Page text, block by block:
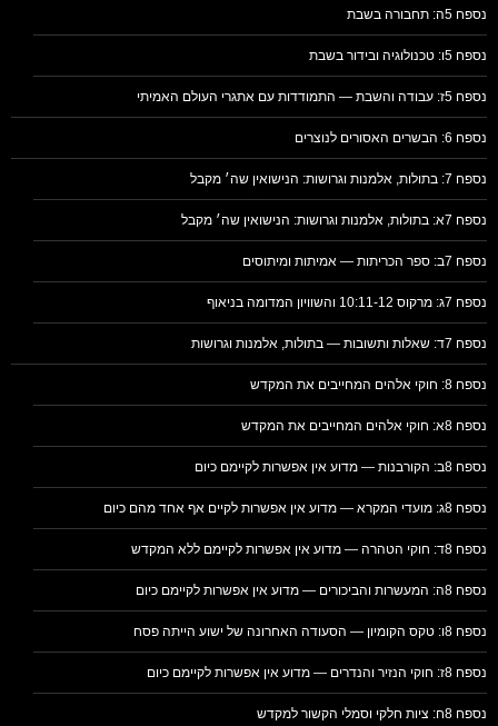
נספח 5ה: תחבורה בשבת
נספח 5ו: טכנולוגיה ובידור בשבת
נספח 5ז: עבודה והשבת — התמודדות עם אתגרי העולם האמיתי
נספח 6: הבשרים האסורים לנוצרים
נספח 7: בתולות, אלמנות וגרושות: הנישואין שה׳ מקבל
נספח 7א: בתולות, אלמנות וגרושות: הנישואין שה׳ מקבל
נספח 7ב: ספר הכריתות — אמיתות ומיתוסים
נספח 7ג: מרקוס 10:11-12 והשוויון המדומה בניאוף
נספח 7ד: שאלות ותשובות — בתולות, אלמנות וגרושות
נספח 8: חוקי אלהים המחייבים את המקדש
נספח 8א: חוקי אלהים המחייבים את המקדש
נספח 8ב: הקורבנות — מדוע אין אפשרות לקיימם כיום
נספח 8ג: מועדי המקרא — מדוע אין אפשרות לקיים אף אחד מהם כיום
נספח 8ד: חוקי הטהרה — מדוע אין אפשרות לקיימם ללא המקדש
נספח 8ה: המעשרות והביכורים — מדוע אין אפשרות לקיימם כיום
נספח 8ו: טקס הקומיון — הסעודה האחרונה של ישוע הייתה פסח
נספח 8ז: חוקי הנזיר והנדרים — מדוע אין אפשרות לקיימם כיום
נספח 8ח: ציות חלקי וסמלי הקשור למקדש